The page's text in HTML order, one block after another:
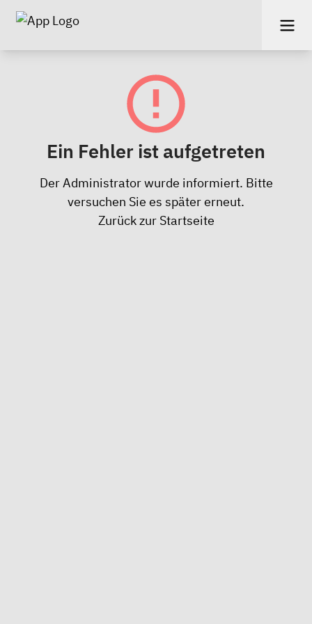
Ein Fehler ist aufgetreten
Der Administrator wurde informiert. Bitte
versuchen Sie es später erneut.
Zurück zur Startseite